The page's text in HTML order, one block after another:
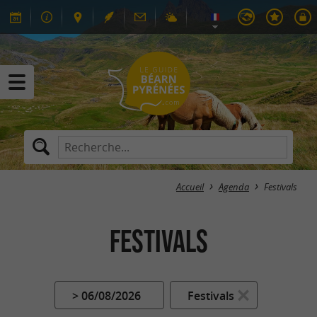
Accueil Agenda Festivals
Festivals
> 06/08/2026 Festivals